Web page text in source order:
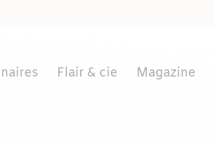
Flair & cie Magazine